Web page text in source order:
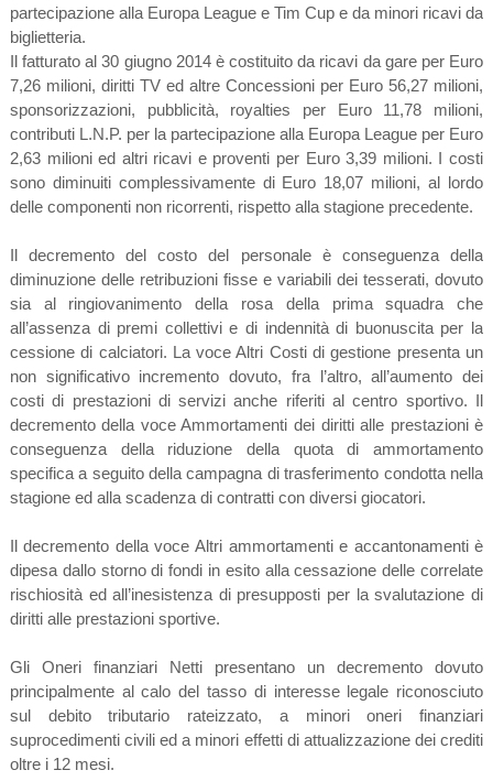
partecipazione alla Europa League e Tim Cup e da minori ricavi da
biglietteria.
Il fatturato al 30 giugno 2014 è costituito da ricavi da gare per Euro
7,26 milioni, diritti TV ed altre Concessioni per Euro 56,27 milioni,
sponsorizzazioni, pubblicità, royalties per Euro 11,78 milioni,
contributi L.N.P. per la partecipazione alla Europa League per Euro
2,63 milioni ed altri ricavi e proventi per Euro 3,39 milioni. I costi
sono diminuiti complessivamente di Euro 18,07 milioni, al lordo
delle componenti non ricorrenti, rispetto alla stagione precedente.
Il decremento del costo del personale è conseguenza della
diminuzione delle retribuzioni fisse e variabili dei tesserati, dovuto
sia al ringiovanimento della rosa della prima squadra che
all’assenza di premi collettivi e di indennità di buonuscita per la
cessione di calciatori. La voce Altri Costi di gestione presenta un
non significativo incremento dovuto, fra l’altro, all’aumento dei
costi di prestazioni di servizi anche riferiti al centro sportivo. Il
decremento della voce Ammortamenti dei diritti alle prestazioni è
conseguenza della riduzione della quota di ammortamento
specifica a seguito della campagna di trasferimento condotta nella
stagione ed alla scadenza di contratti con diversi giocatori.
Il decremento della voce Altri ammortamenti e accantonamenti è
dipesa dallo storno di fondi in esito alla cessazione delle correlate
rischiosità ed all’inesistenza di presupposti per la svalutazione di
diritti alle prestazioni sportive.
Gli Oneri finanziari Netti presentano un decremento dovuto
principalmente al calo del tasso di interesse legale riconosciuto
sul debito tributario rateizzato, a minori oneri finanziari
suprocedimenti civili ed a minori effetti di attualizzazione dei crediti
oltre i 12 mesi.